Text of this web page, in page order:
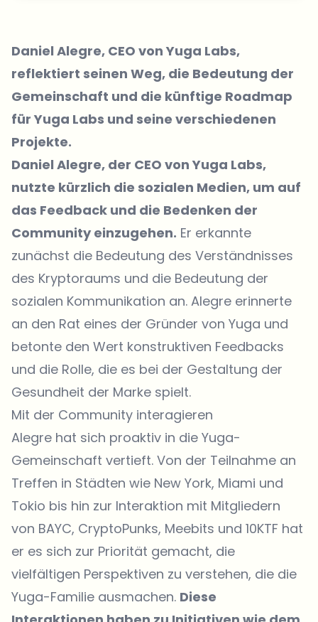
Daniel Alegre, CEO von Yuga Labs,
reflektiert seinen Weg, die Bedeutung der
Gemeinschaft und die künftige Roadmap
für Yuga Labs und seine verschiedenen
Projekte.
Daniel Alegre, der CEO von Yuga Labs,
nutzte kürzlich die sozialen Medien, um auf
das Feedback und die Bedenken der
Community einzugehen. Er erkannte
zunächst die Bedeutung des Verständnisses
des Kryptoraums und die Bedeutung der
sozialen Kommunikation an. Alegre erinnerte
an den Rat eines der Gründer von Yuga und
betonte den Wert konstruktiven Feedbacks
und die Rolle, die es bei der Gestaltung der
Gesundheit der Marke spielt.
Mit der Community interagieren
Alegre hat sich proaktiv in die Yuga-
Gemeinschaft vertieft. Von der Teilnahme an
Treffen in Städten wie New York, Miami und
Tokio bis hin zur Interaktion mit Mitgliedern
von BAYC, CryptoPunks, Meebits und 10KTF hat
er es sich zur Priorität gemacht, die
vielfältigen Perspektiven zu verstehen, die die
Yuga-Familie ausmachen. Diese